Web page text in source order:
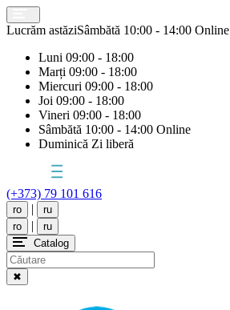
Lucrăm astăziSâmbătă 10:00 - 14:00 Online
Luni 09:00 - 18:00
Marți 09:00 - 18:00
Miercuri 09:00 - 18:00
Joi 09:00 - 18:00
Vineri 09:00 - 18:00
Sâmbătă 10:00 - 14:00 Online
Duminică Zi liberă
(+373) 79 101 616
ro |
ru
ro
|
ru
Catalog
✖